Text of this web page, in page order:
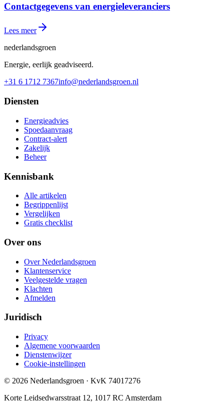
Contactgegevens van energieleveranciers
Lees meer
nederlandsgroen
Energie, eerlijk geadviseerd.
+31 6 1712 7367info@nederlandsgroen.nl
Diensten
Energieadvies
Spoedaanvraag
Contract-alert
Zakelijk
Beheer
Kennisbank
Alle artikelen
Begrippenlijst
Vergelijken
Gratis checklist
Over ons
Over Nederlandsgroen
Klantenservice
Veelgestelde vragen
Klachten
Afmelden
Juridisch
Privacy
Algemene voorwaarden
Dienstenwijzer
Cookie-instellingen
© 2026 Nederlandsgroen · KvK 74017276
Korte Leidsedwarsstraat 12, 1017 RC Amsterdam